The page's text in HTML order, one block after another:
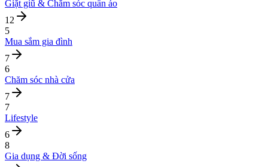
Giặt giũ & Chăm sóc quần áo
12
5
Mua sắm gia đình
7
6
Chăm sóc nhà cửa
7
7
Lifestyle
6
8
Gia dụng & Đời sống